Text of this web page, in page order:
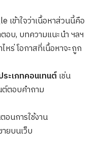
เข้าใจว่าเนื้อหาส่วนนี้คือ
อบ, บทความแนะนำ ฯลฯ
หร่ โอกาสที่เนื้อหาจะถูก
ะเภทคอนเทนต์เช่น
ตอบคำถาม
นการใช้งาน
ยบนเว็บ